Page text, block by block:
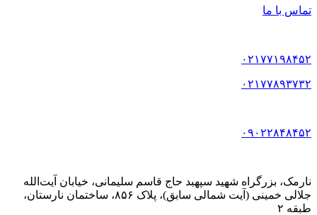
تماس با ما
۰۲۱۷۷۱۹۸۴۵۲
۰۲۱۷۷۸۹۳۷۳۲
۰۹۰۲۲۸۴۸۴۵۲
نارمک، بزرگراه شهید سپهبد حاج قاسم سلیمانی، خیابان آیت‌الله
جلالی خمینی (آیت شمالی سابق)، پلاک ۸۵۶، ساختمان نارستان،
طبقه ۲